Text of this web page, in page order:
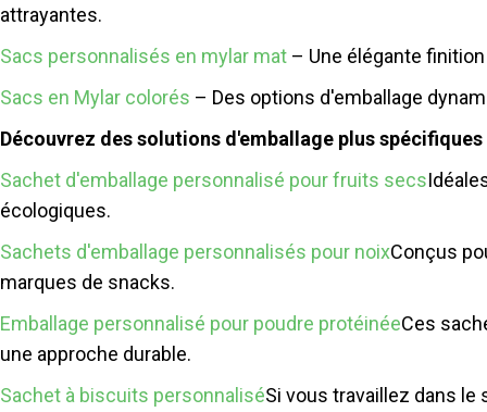
attrayantes.
Sacs personnalisés en mylar mat – Une élégante
Sacs en Mylar colorés – Des options d'emballage
Découvrez des solutions d'emballage plus
Sachet d'emballage personnalisé pour fruits secs
écologiques.
Sachets d'emballage personnalisés pour noixConçus
marques de snacks.
Emballage personnalisé pour poudre protéinéeCes
une approche durable.
Sachet à biscuits personnaliséSi vous travaillez dans